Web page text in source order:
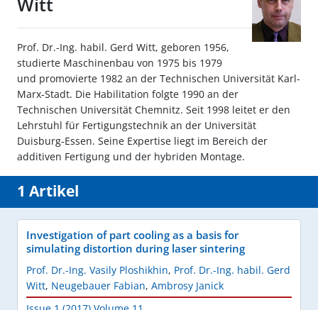
Witt
Prof. Dr.-Ing. habil. Gerd Witt, geboren 1956,
studierte Maschinenbau von 1975 bis 1979
und promovierte 1982 an der Technischen Universität Karl-
Marx-Stadt. Die Habilitation folgte 1990 an der
Technischen Universität Chemnitz. Seit 1998 leitet er den
Lehrstuhl für Fertigungstechnik an der Universität
Duisburg-Essen. Seine Expertise liegt im Bereich der
additiven Fertigung und der hybriden Montage.
1 Artikel
Investigation of part cooling as a basis for
simulating distortion during laser sintering
Prof. Dr.-Ing. Vasily Ploshikhin, Prof. Dr.-Ing. habil. Gerd
Witt, Neugebauer Fabian, Ambrosy Janick